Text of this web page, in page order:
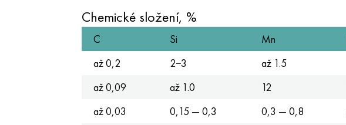
Chemické složení, %
C Si Mn
až 0,2
2−3 až 1.5
až 0,09
až 1.0 12
až 0,03
0,15 — 0,3 0,3 — 0,8